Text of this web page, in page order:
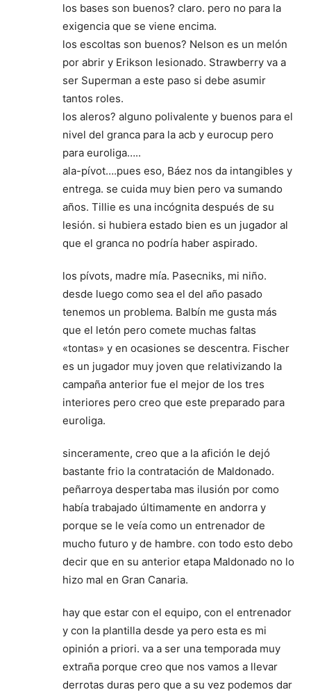
los bases son buenos? claro. pero no para la
exigencia que se viene encima.
los escoltas son buenos? Nelson es un melón
por abrir y Erikson lesionado. Strawberry va a
ser Superman a este paso si debe asumir
tantos roles.
los aleros? alguno polivalente y buenos para el
nivel del granca para la acb y eurocup pero
para euroliga…..
ala-pívot….pues eso, Báez nos da intangibles y
entrega. se cuida muy bien pero va sumando
años. Tillie es una incógnita después de su
lesión. si hubiera estado bien es un jugador al
que el granca no podría haber aspirado.
los pívots, madre mía. Pasecniks, mi niño.
desde luego como sea el del año pasado
tenemos un problema. Balbín me gusta más
que el letón pero comete muchas faltas
«tontas» y en ocasiones se descentra. Fischer
es un jugador muy joven que relativizando la
campaña anterior fue el mejor de los tres
interiores pero creo que este preparado para
euroliga.
sinceramente, creo que a la afición le dejó
bastante frio la contratación de Maldonado.
peñarroya despertaba mas ilusión por como
había trabajado últimamente en andorra y
porque se le veía como un entrenador de
mucho futuro y de hambre. con todo esto debo
decir que en su anterior etapa Maldonado no lo
hizo mal en Gran Canaria.
hay que estar con el equipo, con el entrenador
y con la plantilla desde ya pero esta es mi
opinión a priori. va a ser una temporada muy
extraña porque creo que nos vamos a llevar
derrotas duras pero que a su vez podemos dar